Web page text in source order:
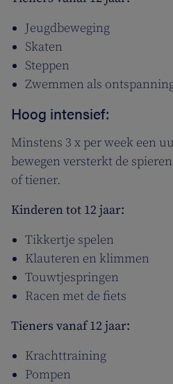
Jeugdbeweging
Skaten
Steppen
Zwemmen als
Hoog intensief:
Minstens 3 x per week een
bewegen versterkt de
of tiener.
Kinderen tot 12 jaar:
Tikkertje spelen
Klauteren en klimmen
Touwtjespringen
Racen met de fiets
Tieners vanaf 12 jaar:
Krachttraining
Pompen